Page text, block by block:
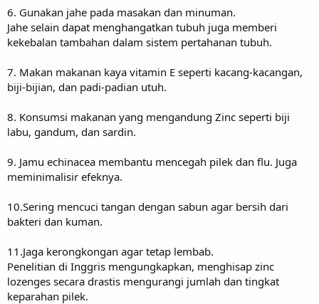
6. Gunakan jahe pada masakan dan minuman.
Jahe selain dapat menghangatkan tubuh juga memberi
kekebalan tambahan dalam sistem pertahanan tubuh.
7. Makan makanan kaya vitamin E seperti kacang-kacangan,
biji-bijian, dan padi-padian utuh.
8. Konsumsi makanan yang mengandung Zinc seperti biji
labu, gandum, dan sardin.
9. Jamu echinacea membantu mencegah pilek dan flu. Juga
meminimalisir efeknya.
10.Sering mencuci tangan dengan sabun agar bersih dari
bakteri dan kuman.
11.Jaga kerongkongan agar tetap lembab.
Penelitian di Inggris mengungkapkan, menghisap zinc
lozenges secara drastis mengurangi jumlah dan tingkat
keparahan pilek.